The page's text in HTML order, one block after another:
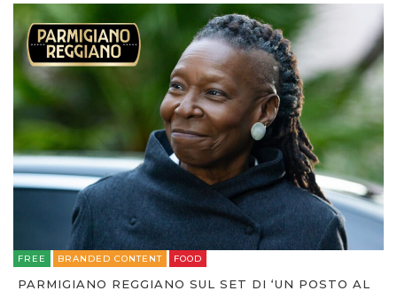
FREE BRANDED CONTENT FOOD
PARMIGIANO REGGIANO SUL SET DI ‘UN POSTO AL